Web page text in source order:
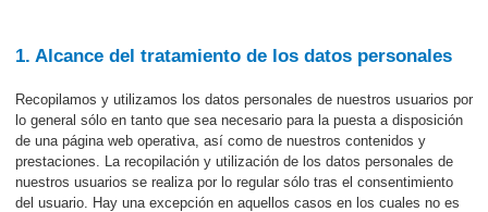
1. Alcance del tratamiento de los datos personales
Recopilamos y utilizamos los datos personales de nuestros usuarios por
lo general sólo en tanto que sea necesario para la puesta a disposición
de una página web operativa, así como de nuestros contenidos y
prestaciones. La recopilación y utilización de los datos personales de
nuestros usuarios se realiza por lo regular sólo tras el consentimiento
del usuario. Hay una excepción en aquellos casos en los cuales no es